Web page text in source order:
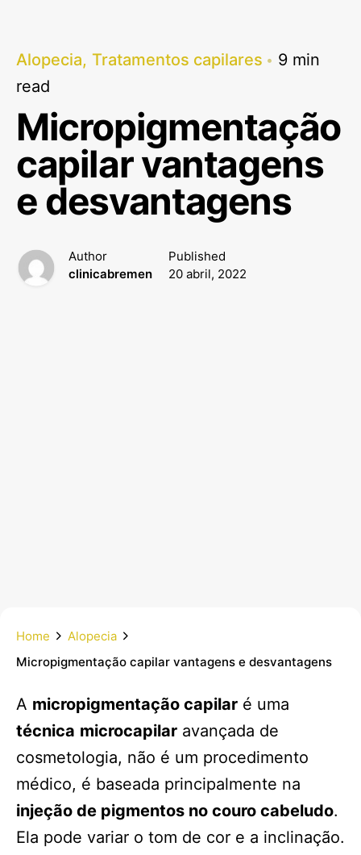
Alopecia Tratamentos capilares
9 min
read
Micropigmentação
capilar vantagens
e desvantagens
Author
clinicabremen
Published
20 abril, 2022
Home
Alopecia
Micropigmentação capilar vantagens e desvantagens
A micropigmentação capilar é uma
técnica microcapilar avançada de
cosmetologia, não é um procedimento
médico, é baseada principalmente na
injeção de pigmentos no couro cabeludo.
Ela pode variar o tom de cor e a inclinação.